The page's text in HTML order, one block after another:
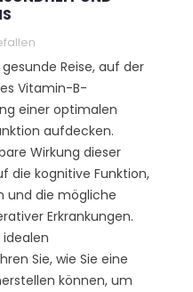
Reise, auf der
Vitamin-B-
einer optimalen
aufdecken.
Wirkung dieser
die kognitive Funktion,
und die mögliche
Erkrankungen.
Sie, wie Sie eine
können, um